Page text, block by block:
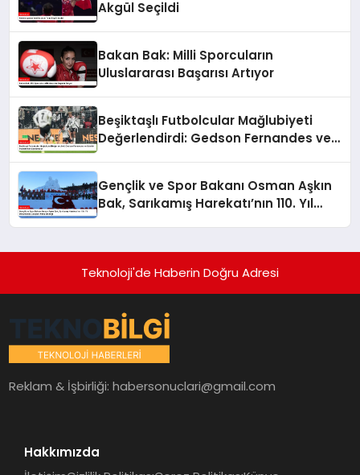
Akgül Seçildi
Bakan Bak: Milli Sporcuların
Uluslararası Başarısı Artıyor
Beşiktaşlı Futbolcular Mağlubiyeti
Değerlendirdi: Gedson Fernandes ve
Gençlik ve Spor Bakanı Osman Aşkın
Bak, Sarıkamış Harekatı’nın 110. Yıl
Teknoloji'de Haberin Doğru Adresi
Reklam & İşbirliği:habersonuclari@gmail.com
Hakkımızda